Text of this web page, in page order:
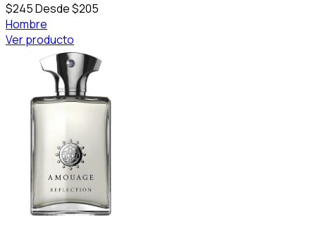
$245Desde $205
Hombre
Ver producto